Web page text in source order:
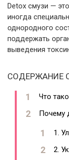
Detox смузи —
иногда
однородного
поддержать
выведения
СОДЕРЖАНИЕ
Что
Почему
1.
2.